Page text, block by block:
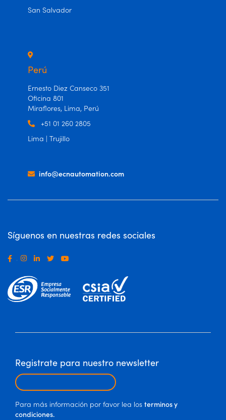
San Salvador
Perú
Ernesto Diez Canseco 351
Oficina 801
Miraflores, Lima, Perú
+51 01 260 2805
Lima | Trujillo
info@ecnautomation.com
Síguenos en nuestras redes sociales
.
Registrate para nuestro newsletter
Para más información por favor lea los terminos y
condiciones.